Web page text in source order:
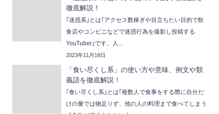
徹底解説！
｢迷惑系｣とは｢アクセス数稼ぎや目立ちたい目的で飲
食店やコンビニなどで迷惑行為を撮影し投稿する
YouTuber｣です。人...
2023年11月18日
「食い尽くし系」の使い方や意味、例文や類
義語を徹底解説！
｢食い尽くし系｣とは｢複数人で食事をする際に自分だ
けの量では物足りず、他の人の料理まで食べてしまう